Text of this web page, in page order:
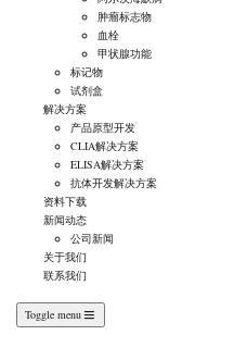
肿瘤标志物
血栓
甲状腺功能
标记物
试剂盒
解决方案
产品原型开发
CLIA解决方案
ELISA解决方案
抗体开发解决方案
资料下载
新闻动态
公司新闻
关于我们
联系我们
Toggle menu